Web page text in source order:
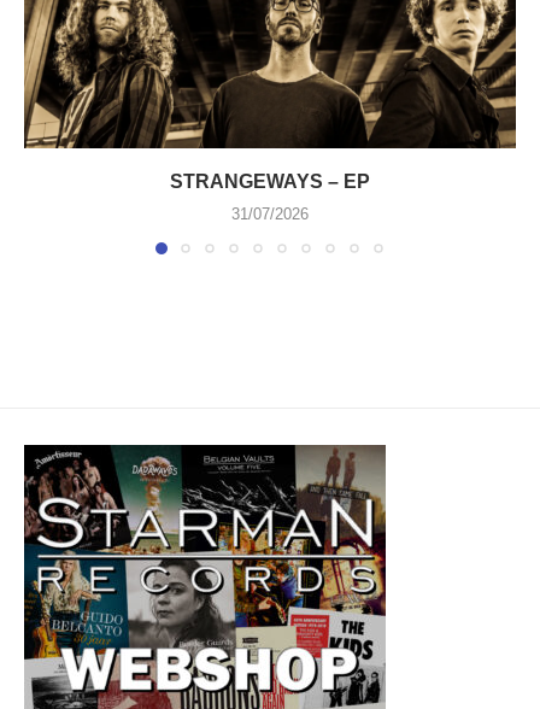
STRANGEWAYS – EP
31/07/2026